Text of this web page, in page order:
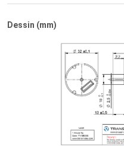
Dessin (mm)